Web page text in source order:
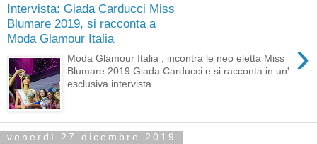
Intervista: Giada Carducci Miss
Blumare 2019, si racconta a
Moda Glamour Italia
›
Moda Glamour Italia , incontra le neo eletta Miss
Blumare 2019 Giada Carducci e si racconta in un'
esclusiva intervista.
venerdì 27 dicembre 2019